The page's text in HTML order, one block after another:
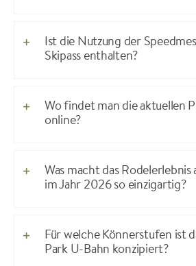
Ist die Nutzung der
Skipass enthalten?
Wo findet man die aktuellen
online?
Was macht das Rodelerlebnis
im Jahr 2026 so einzigartig?
Für welche Könnerstufen ist
Park U-Bahn konzipiert?